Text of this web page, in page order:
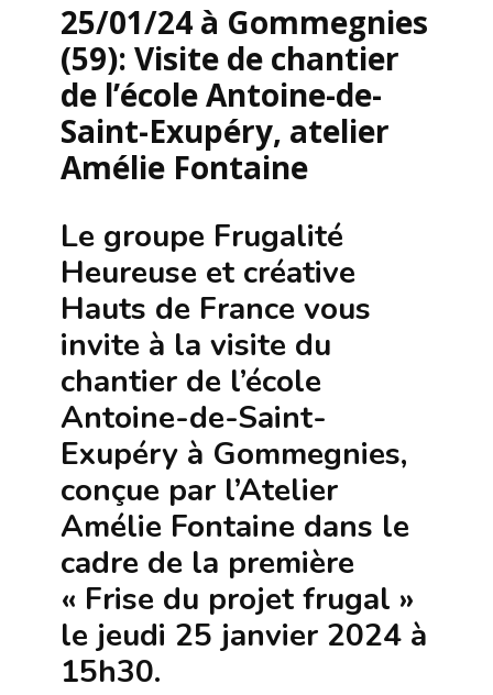
25/01/24 à Gommegnies
(59): Visite de chantier
de l’école Antoine-de-
Saint-Exupéry, atelier
Amélie Fontaine
Le groupe Frugalité
Heureuse et créative
Hauts de France vous
invite à la visite du
chantier de l’école
Antoine-de-Saint-
Exupéry à Gommegnies,
conçue par l’Atelier
Amélie Fontaine dans le
cadre de la première
« Frise du projet frugal »
le jeudi 25 janvier 2024 à
15h30.